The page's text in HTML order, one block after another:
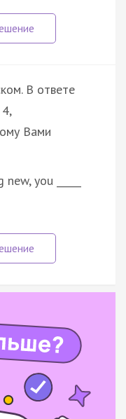
В ответе
Вами
you _____